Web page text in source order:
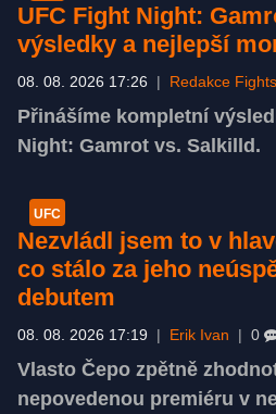
UFC Fight Night:
výsledky a nejlepší
08. 08. 2026 17:26 Redakce
Přinášíme kompletní
Night: Gamrot vs. Salkilld.
UFC
Nezvládl jsem to v
co stálo za jeho
debutem
08. 08. 2026 17:19 Erik Ivan 0
Vlasto Čepo zpětně
nepovedenou premiéru v